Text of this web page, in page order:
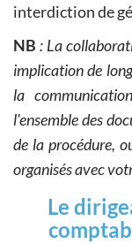
interdiction de
NB : La
implication de
la
l'ensemble des
de la procédure,
organisés avec
Le